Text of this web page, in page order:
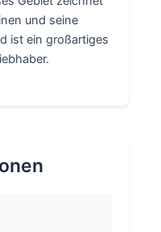
und seine
ist ein großartiges